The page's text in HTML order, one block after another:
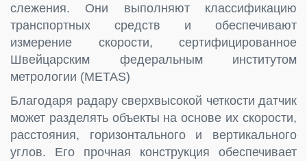
слежения. Они выполняют классификацию
транспортных средств и обеспечивают
измерение скорости, сертифицированное
Швейцарским федеральным институтом
метрологии (METAS)
Благодаря радару сверхвысокой четкости датчик
может разделять объекты на основе их скорости,
расстояния, горизонтального и вертикального
углов. Его прочная конструкция обеспечивает